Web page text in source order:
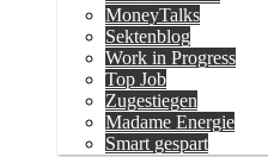
MoneyTalks
Sektenblog
Work in Progress
Top Job
Zugestiegen
Madame Energie
Smart gespart